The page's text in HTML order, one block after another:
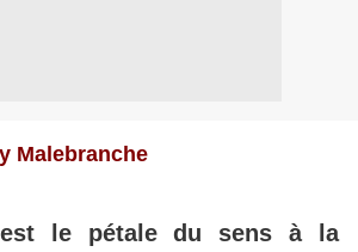
Malebranche
est le pétale du sens à la